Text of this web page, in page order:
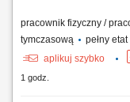
pracownik fizyczny /
tymczasową
pełny etat
aplikuj szybko
1 godz.